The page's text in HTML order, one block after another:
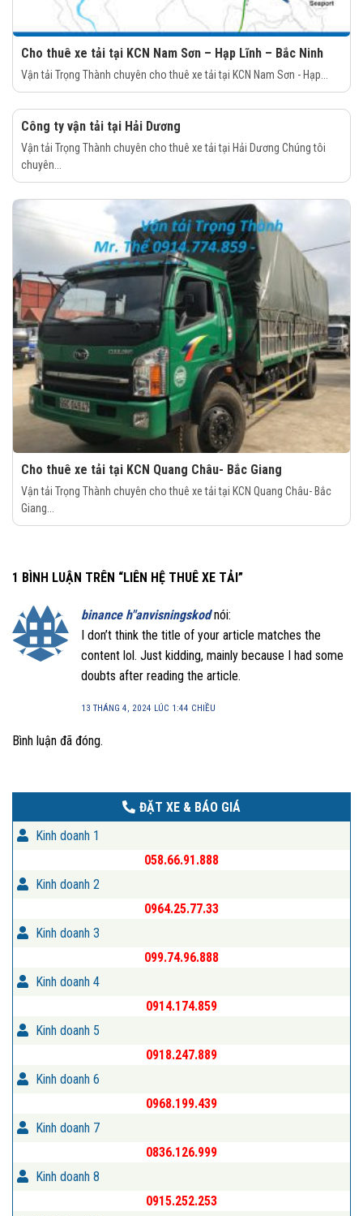
Cho thuê xe tải tại KCN Nam Sơn – Hạp Lĩnh – Bắc Ninh
Vận tải Trọng Thành chuyên cho thuê xe tải tại KCN Nam Sơn - Hạp...
Công ty vận tải tại Hải Dương
Vận tải Trọng Thành chuyên cho thuê xe tải tại Hải Dương Chúng tôi
chuyên...
Cho thuê xe tải tại KCN Quang Châu- Bắc Giang
Vận tải Trọng Thành chuyên cho thuê xe tải tại KCN Quang Châu- Bắc
Giang...
1 BÌNH LUẬN TRÊN “LIÊN HỆ THUÊ XE TẢI ”
binance h"anvisningskod nói:
I don’t think the title of your article matches the
content lol. Just kidding, mainly because I had some
doubts after reading the article.
13 THÁNG 4, 2024 LÚC 1:44 CHIỀU
Bình luận đã đóng.
ĐẶT XE & BÁO GIÁ
Kinh doanh 1
058.66.91.888
Kinh doanh 2
0964.25.77.33
Kinh doanh 3
099.74.96.888
Kinh doanh 4
0914.174.859
Kinh doanh 5
0918.247.889
Kinh doanh 6
0968.199.439
Kinh doanh 7
0836.126.999
Kinh doanh 8
0915.252.253